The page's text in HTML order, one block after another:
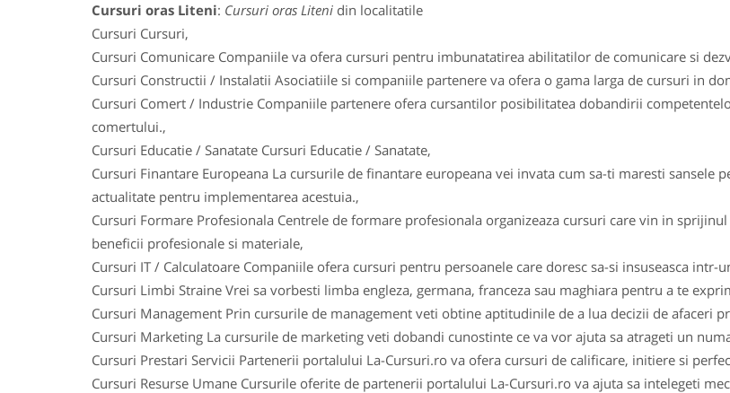
Cursuri oras Liteni: Cursuri oras Liteni din localitatile
Cursuri Cursuri,
Cursuri Comunicare Companiile va ofera cursuri pentru imbunatatirea abilitatilor de comunicare si
Cursuri Constructii / Instalatii Asociatiile si companiile partenere va ofera o gama larga de cursuri in
Cursuri Comert / Industrie Companiile partenere ofera cursantilor posibilitatea dobandirii
comertului.,
Cursuri Educatie / Sanatate Cursuri Educatie / Sanatate,
Cursuri Finantare Europeana La cursurile de finantare europeana vei invata cum sa-ti maresti
actualitate pentru implementarea acestuia.,
Cursuri Formare Profesionala Centrele de formare profesionala organizeaza cursuri care vin in
beneficii profesionale si materiale,
Cursuri IT / Calculatoare Companiile ofera cursuri pentru persoanele care doresc sa-si insuseasca
Cursuri Limbi Straine Vrei sa vorbesti limba engleza, germana, franceza sau maghiara pentru a te
Cursuri Management Prin cursurile de management veti obtine aptitudinile de a lua decizii de afaceri
Cursuri Marketing La cursurile de marketing veti dobandi cunostinte ce va vor ajuta sa atrageti un
Cursuri Prestari Servicii Partenerii portalului La-Cursuri.ro va ofera cursuri de calificare, initiere si
Cursuri Resurse Umane Cursurile oferite de partenerii portalului La-Cursuri.ro va ajuta sa intelegeti